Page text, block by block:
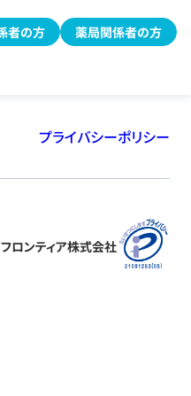
者の方 薬局関係者の方
プライバシーポリシー
ロンティア株式会社